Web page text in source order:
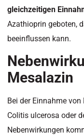
gleichzeitigen
Azathioprin geboten,
beeinflussen kann.
Mesalazin
Bei der Einnahme
Colitis ulcerosa oder
Nebenwirkungen